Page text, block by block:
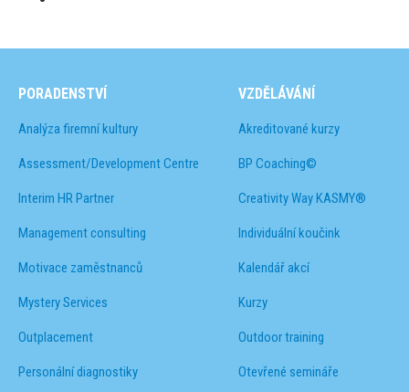
PORADENSTVÍ
Analýza firemní kultury
Assessment/Development Centre
Interim HR Partner
Management consulting
Motivace zaměstnanců
Mystery Services
Outplacement
Personální diagnostiky
VZDĚLÁVÁNÍ
Akreditované kurzy
BP Coaching©
Creativity Way KASMY®
Individuální koučink
Kalendář akcí
Kurzy
Outdoor training
Otevřené semináře